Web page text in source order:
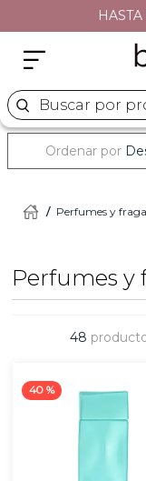
HASTA
Buscar por
Perfumes y
Perfumes y
Ordenar por
48
40 %
naj oleari
5. versace